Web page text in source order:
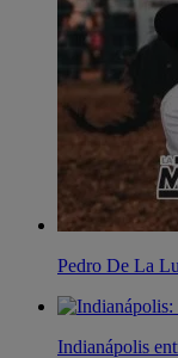
Pedro De La
Indianápolis